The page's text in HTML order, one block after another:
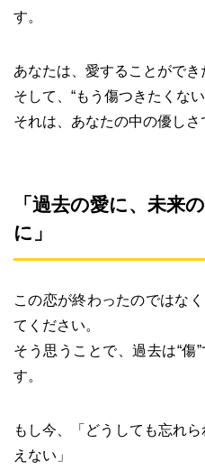
す。
あなたは、愛することができ
そして、“もう傷つきたくない
それは、あなたの中の優しさ
「過去の愛に、未来
に」
この恋が終わったのではな
てください。
そう思うことで、過去は“傷
す。
もし今、「どうしても忘れ
えない」